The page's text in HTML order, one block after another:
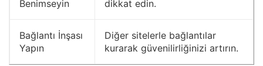
Benimseyin
dikkat edin.
Bağlantı İnşası
Yapın
Diğer sitelerle bağlantılar
kurarak güvenilirliğinizi artırın.